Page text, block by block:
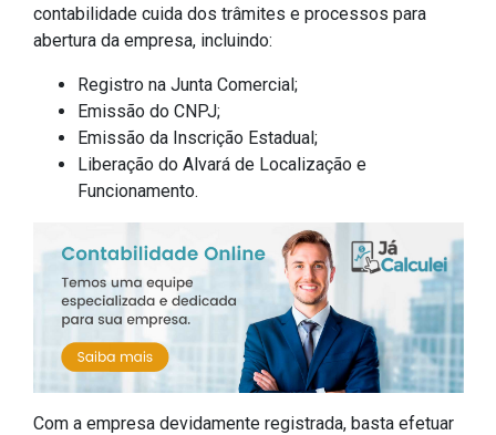
contabilidade cuida dos trâmites e processos para
abertura da empresa, incluindo:
Registro na Junta Comercial;
Emissão do CNPJ;
Emissão da Inscrição Estadual;
Liberação do Alvará de Localização e
Funcionamento.
Com a empresa devidamente registrada, basta efetuar